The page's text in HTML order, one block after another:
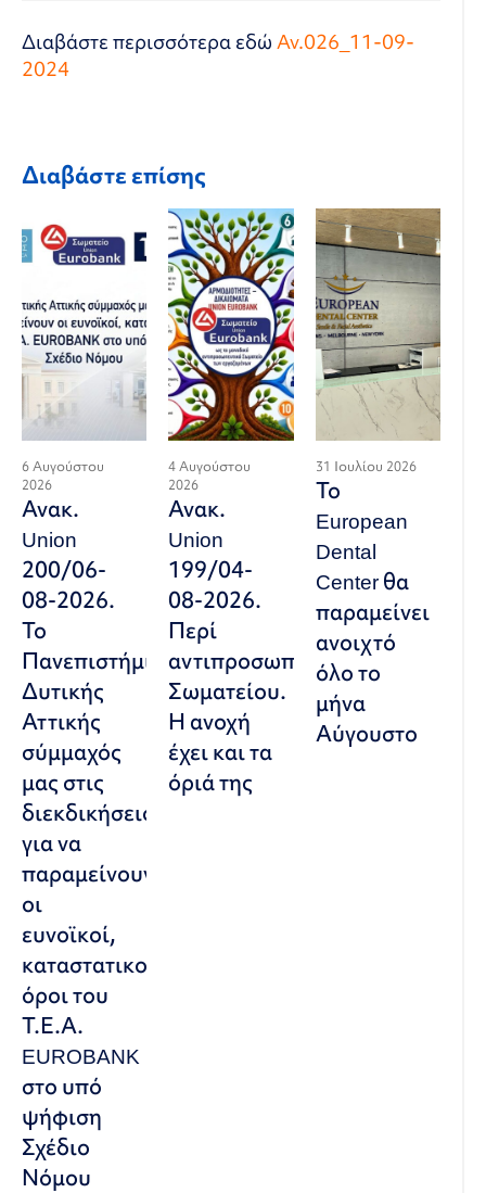
Διαβάστε περισσότερα εδώ Αν.026_11-09-
2024
Διαβάστε επίσης
6 Αυγούστου
2026
Ανακ.
Union
200/06-
08-2026.
Το
Πανεπιστήμιο
Δυτικής
Αττικής
σύμμαχός
μας στις
διεκδικήσεις,
για να
παραμείνουν
οι
ευνοϊκοί,
καταστατικοί
όροι του
Τ.Ε.Α.
EUROBANK
στο υπό
ψήφιση
Σχέδιο
Νόμου
4 Αυγούστου
2026
Ανακ.
Union
199/04-
08-2026.
Περί
αντιπροσωπευτικού
Σωματείου.
Η ανοχή
έχει και τα
όριά της
31 Ιουλίου 2026
Το
European
Dental
Center θα
παραμείνει
ανοιχτό
όλο το
μήνα
Αύγουστο